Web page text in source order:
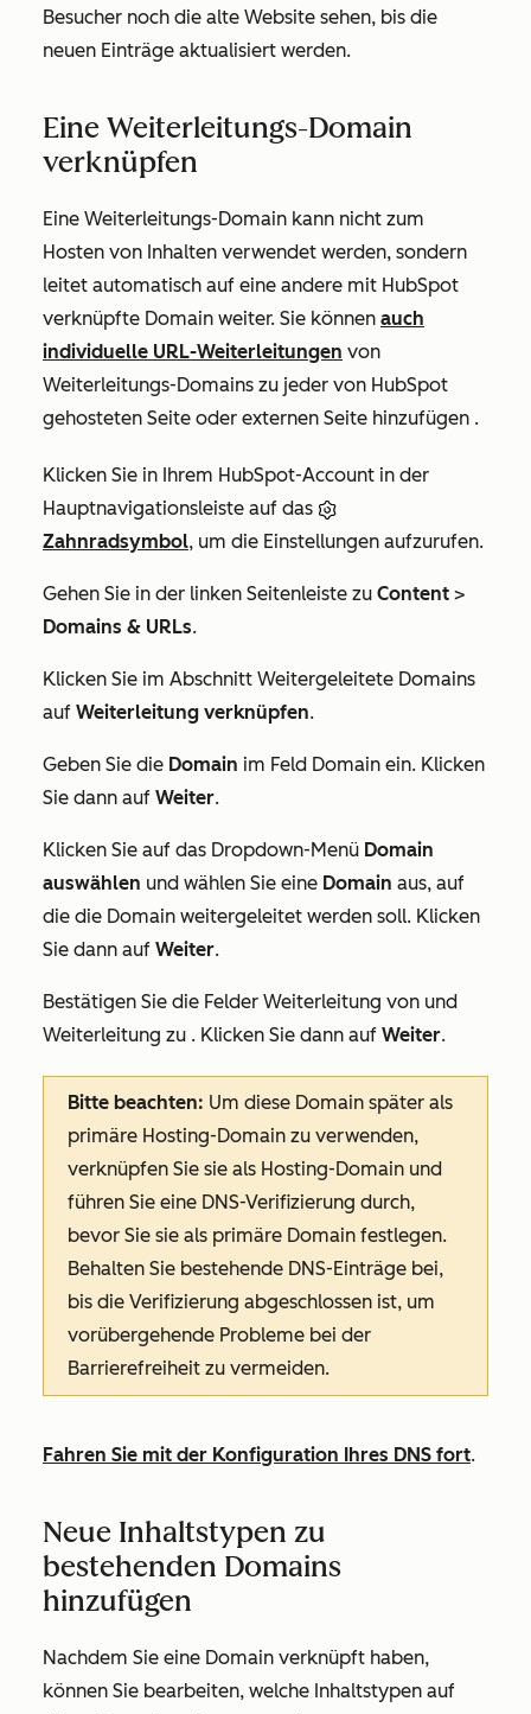
Besucher noch die alte Website sehen, bis die
neuen Einträge aktualisiert werden.
Eine Weiterleitungs-Domain
verknüpfen
Eine Weiterleitungs-Domain kann nicht zum
Hosten von Inhalten verwendet werden, sondern
leitet automatisch auf eine andere mit HubSpot
verknüpfte Domain weiter. Sie können auch
individuelle URL-Weiterleitungen von
Weiterleitungs-Domains zu jeder von HubSpot
gehosteten Seite oder externen Seite hinzufügen .
Klicken Sie in Ihrem HubSpot-Account in der
Hauptnavigationsleiste auf das
Zahnradsymbol, um die Einstellungen aufzurufen.
Gehen Sie in der linken Seitenleiste zu Content >
Domains & URLs.
Klicken Sie im Abschnitt Weitergeleitete Domains
auf Weiterleitung verknüpfen.
Geben Sie die Domain im Feld Domain ein. Klicken
Sie dann auf Weiter.
Klicken Sie auf das Dropdown-Menü Domain
auswählen und wählen Sie eine Domain aus, auf
die die Domain weitergeleitet werden soll. Klicken
Sie dann auf Weiter.
Bestätigen Sie die Felder Weiterleitung von und
Weiterleitung zu . Klicken Sie dann auf Weiter.
Bitte beachten: Um diese Domain später als
primäre Hosting-Domain zu verwenden,
verknüpfen Sie sie als Hosting-Domain und
führen Sie eine DNS-Verifizierung durch,
bevor Sie sie als primäre Domain festlegen.
Behalten Sie bestehende DNS-Einträge bei,
bis die Verifizierung abgeschlossen ist, um
vorübergehende Probleme bei der
Barrierefreiheit zu vermeiden.
Fahren Sie mit der Konfiguration Ihres DNS fort.
Neue Inhaltstypen zu
bestehenden Domains
hinzufügen
Nachdem Sie eine Domain verknüpft haben,
können Sie bearbeiten, welche Inhaltstypen auf